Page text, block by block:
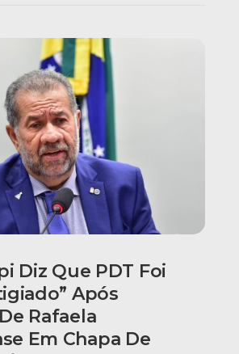
Diz Que PDT Foi
Após
Rafaela
Em Chapa De